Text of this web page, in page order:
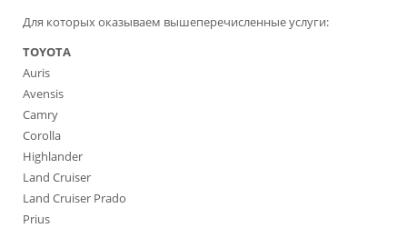
Для которых оказываем вышеперечисленные услуги:
TOYOTA
Auris
Avensis
Camry
Corolla
Highlander
Land Cruiser
Land Cruiser Prado
Prius